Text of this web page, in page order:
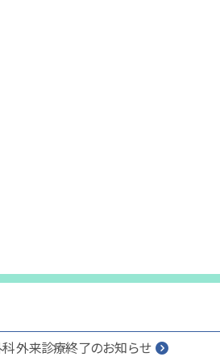
外来診療終了のお知らせ